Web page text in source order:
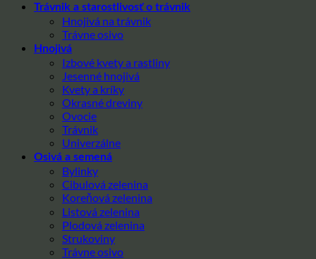
Trávnik a starostlivosť o trávnik
Hnojivá na trávnik
Trávne osivo
Hnojivá
Izbové kvety a rastliny
Jesenné hnojivá
Kvety a kríky
Okrasné dreviny
Ovocie
Trávnik
Univerzálne
Osivá a semená
Bylinky
Cibulová zelenina
Koreňová zelenina
Listová zelenina
Plodová zelenina
Strukoviny
Trávne osivo